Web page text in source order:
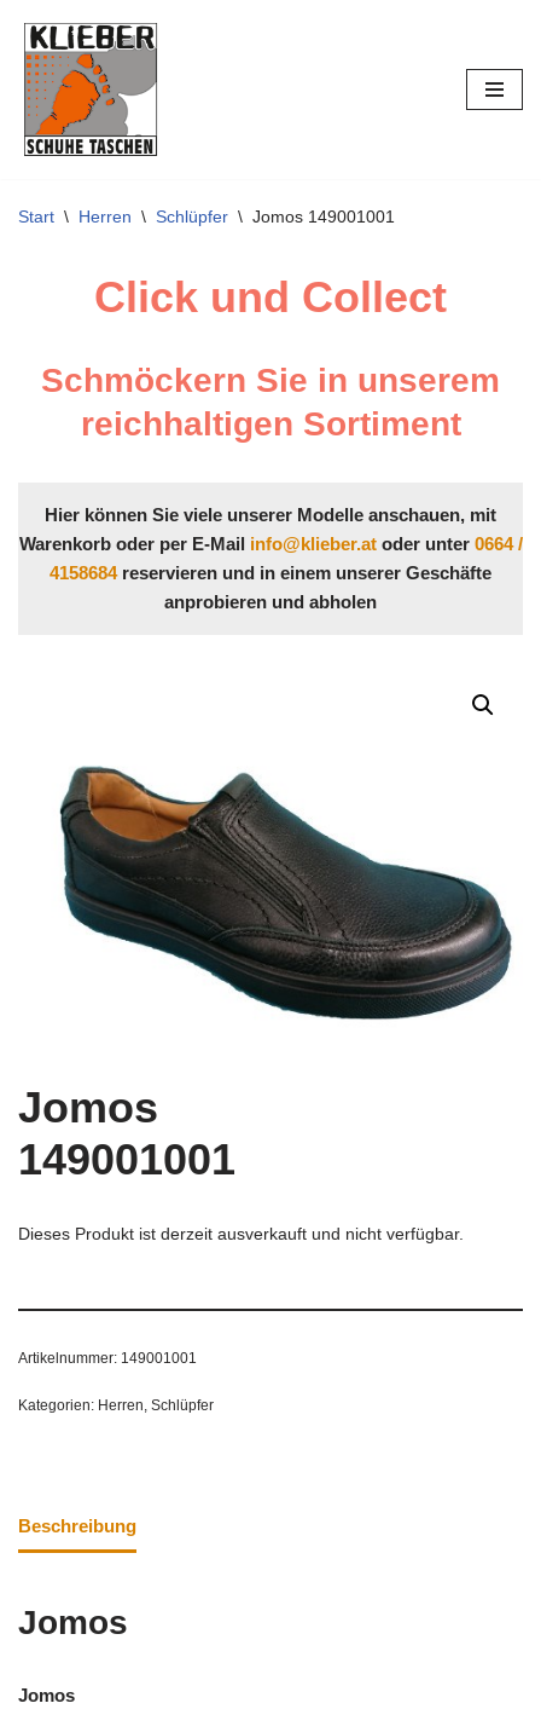
Zum
Inhalt
springen
Start \ Herren \ Schlüpfer \ Jomos 149001001
Click und Collect
Schmöckern Sie in unserem
reichhaltigen Sortiment
Hier können Sie viele unserer Modelle anschauen, mit
Warenkorb oder per E-Mail info@klieber.atoder unter 0664 /
4158684reservieren und in einem unserer Geschäfte
anprobieren und abholen
Jomos
149001001
Dieses Produkt ist derzeit ausverkauft und nicht verfügbar.
Artikelnummer: 149001001
Kategorien: Herren, Schlüpfer
Beschreibung
Jomos
Jomos